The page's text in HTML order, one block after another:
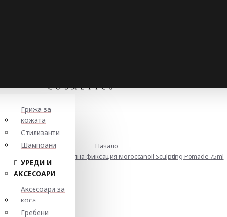
Грижа за
кожата
Стилизанти
Шампоани
УРЕДИ И
АКСЕСОАРИ
Аксесоари за
коса
Гребени
Начало
Помада за блясък със силна фиксация Moroccanoil Sculpting Pomade 75ml